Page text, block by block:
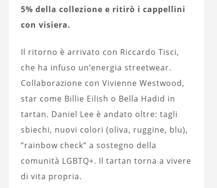
5% della collezione e ritirò i cappellini
con visiera.
Il ritorno è arrivato con Riccardo Tisci,
che ha infuso un’energia streetwear.
Collaborazione con Vivienne Westwood,
star come Billie Eilish o Bella Hadid in
tartan. Daniel Lee è andato oltre: tagli
sbiechi, nuovi colori (oliva, ruggine, blu),
“rainbow check” a sostegno della
comunità LGBTQ+. Il tartan torna a vivere
di vita propria.